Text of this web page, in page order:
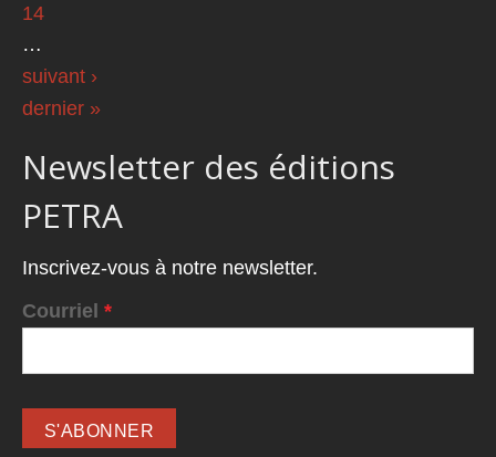
14
…
suivant ›
dernier »
Newsletter des éditions
PETRA
Inscrivez-vous à notre newsletter.
Courriel *